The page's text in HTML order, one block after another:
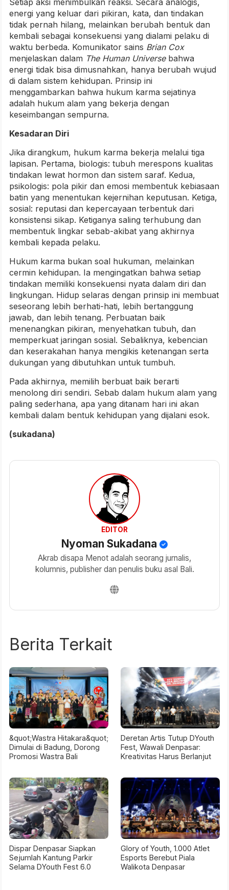
Setiap aksi menimbulkan reaksi. Secara analogis,
energi yang keluar dari pikiran, kata, dan tindakan
tidak pernah hilang, melainkan berubah bentuk dan
kembali sebagai konsekuensi yang dialami pelaku di
waktu berbeda. Komunikator sains Brian Cox
menjelaskan dalam The Human Universebahwa
energi tidak bisa dimusnahkan, hanya berubah wujud
di dalam sistem kehidupan. Prinsip ini
menggambarkan bahwa hukum karma sejatinya
adalah hukum alam yang bekerja dengan
keseimbangan sempurna.
Kesadaran Diri
Jika dirangkum, hukum karma bekerja melalui tiga
lapisan. Pertama, biologis: tubuh merespons kualitas
tindakan lewat hormon dan sistem saraf. Kedua,
psikologis: pola pikir dan emosi membentuk kebiasaan
batin yang menentukan kejernihan keputusan. Ketiga,
sosial: reputasi dan kepercayaan terbentuk dari
konsistensi sikap. Ketiganya saling terhubung dan
membentuk lingkar sebab-akibat yang akhirnya
kembali kepada pelaku.
Hukum karma bukan soal hukuman, melainkan
cermin kehidupan. Ia mengingatkan bahwa setiap
tindakan memiliki konsekuensi nyata dalam diri dan
lingkungan. Hidup selaras dengan prinsip ini membuat
seseorang lebih berhati-hati, lebih bertanggung
jawab, dan lebih tenang. Perbuatan baik
menenangkan pikiran, menyehatkan tubuh, dan
memperkuat jaringan sosial. Sebaliknya, kebencian
dan keserakahan hanya mengikis ketenangan serta
dukungan yang dibutuhkan untuk tumbuh.
Pada akhirnya, memilih berbuat baik berarti
menolong diri sendiri. Sebab dalam hukum alam yang
paling sederhana, apa yang ditanam hari ini akan
kembali dalam bentuk kehidupan yang dijalani esok.
(sukadana)
EDITOR
Nyoman Sukadana
Akrab disapa Menot adalah seorang jurnalis,
kolumnis, publisher dan penulis buku asal Bali.
Berita Terkait
&quot;Wastra Hitakara&quot;
Dimulai di Badung, Dorong
Promosi Wastra Bali
Deretan Artis Tutup DYouth
Fest, Wawali Denpasar:
Kreativitas Harus Berlanjut
Dispar Denpasar Siapkan
Sejumlah Kantung Parkir
Selama DYouth Fest 6.0
Glory of Youth, 1.000 Atlet
Esports Berebut Piala
Walikota Denpasar